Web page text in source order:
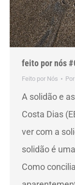
feito por nós
Feito por Nós Por
A solidão e
Costa Dias
ver com a
solidão é
Como